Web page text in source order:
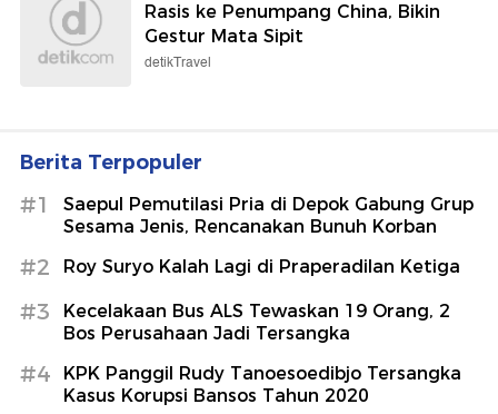
Rasis ke Penumpang China, Bikin
Gestur Mata Sipit
detikTravel
Berita Terpopuler
#1
Saepul Pemutilasi Pria di Depok Gabung Grup
Sesama Jenis, Rencanakan Bunuh Korban
#2 Roy Suryo Kalah Lagi di Praperadilan Ketiga
#3
Kecelakaan Bus ALS Tewaskan 19 Orang, 2
Bos Perusahaan Jadi Tersangka
#4
KPK Panggil Rudy Tanoesoedibjo Tersangka
Kasus Korupsi Bansos Tahun 2020